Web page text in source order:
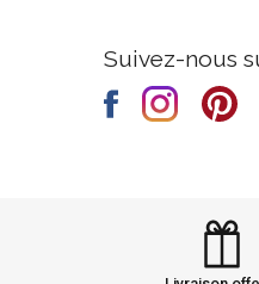
Suivez-nous